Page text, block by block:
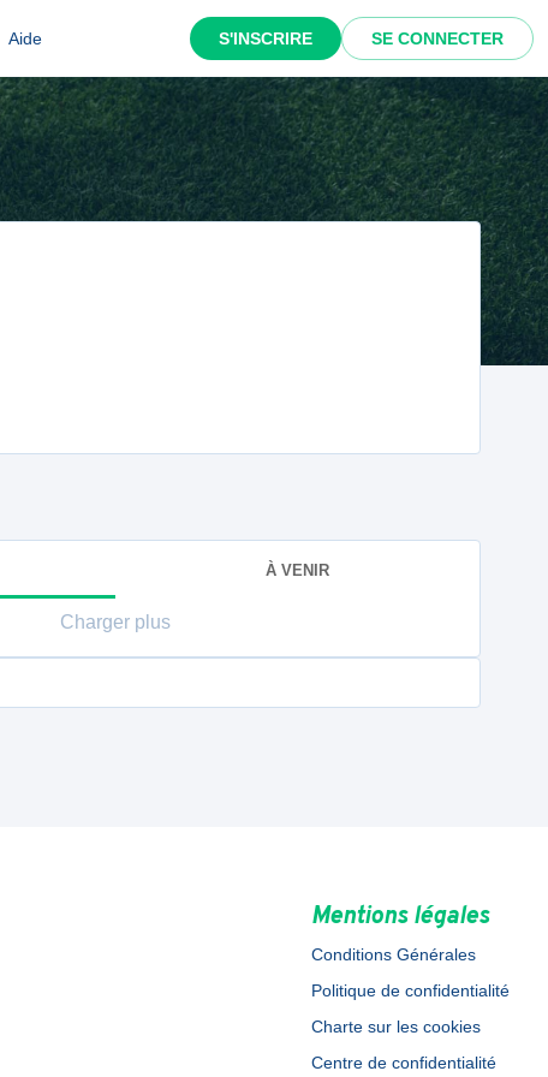
Aide S'INSCRIRE SE CONNECTER
À VENIR
Charger plus
Mentions légales
Conditions Générales
Politique de confidentialité
Charte sur les cookies
Centre de confidentialité